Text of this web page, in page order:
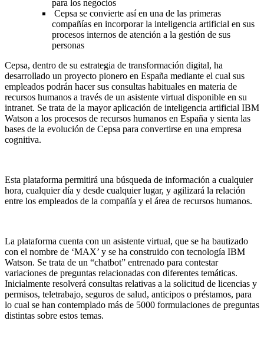
para los negocios
Cepsa se convierte así en una de las primeras
compañías en incorporar la inteligencia artificial en sus
procesos internos de atención a la gestión de sus
personas
Cepsa, dentro de su estrategia de transformación digital, ha
desarrollado un proyecto pionero en España mediante el cual sus
empleados podrán hacer sus consultas habituales en materia de
recursos humanos a través de un asistente virtual disponible en su
intranet. Se trata de la mayor aplicación de inteligencia artificial IBM
Watson a los procesos de recursos humanos en España y sienta las
bases de la evolución de Cepsa para convertirse en una empresa
cognitiva.
Esta plataforma permitirá una búsqueda de información a cualquier
hora, cualquier día y desde cualquier lugar, y agilizará la relación
entre los empleados de la compañía y el área de recursos humanos.
La plataforma cuenta con un asistente virtual, que se ha bautizado
con el nombre de ‘MAX’ y se ha construido con tecnología IBM
Watson. Se trata de un “chatbot” entrenado para contestar
variaciones de preguntas relacionadas con diferentes temáticas.
Inicialmente resolverá consultas relativas a la solicitud de licencias y
permisos, teletrabajo, seguros de salud, anticipos o préstamos, para
lo cual se han contemplado más de 5000 formulaciones de preguntas
distintas sobre estos temas.